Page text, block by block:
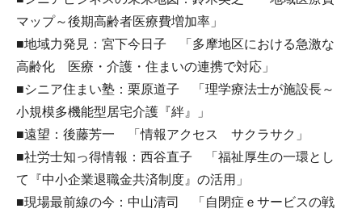
マップ～後期高齢者医療費増加率」
■地域力発見：宮下今日子 「多摩地区における急激な
高齢化 医療・介護・住まいの連携で対応」
■シニア住まい塾：栗原道子 「理学療法士が施設長～
小規模多機能型居宅介護『絆』」
■遠望：後藤芳一 「情報アクセス サクラサク」
■社労士知っ得情報：西谷直子 「福祉厚生の一環とし
て『中小企業退職金共済制度』の活用」
■現場最前線の今：中山清司 「自閉症ｅサービスの戦